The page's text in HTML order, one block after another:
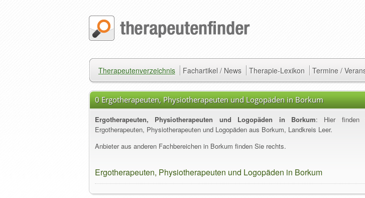
Therapeutenverzeichnis Fachartikel / News Therapie-Lexikon Termine /
0 Ergotherapeuten, Physiotherapeuten und Logopäden in Borkum
Ergotherapeuten, Physiotherapeuten und Logopäden in Borkum: Hier finden
Ergotherapeuten, Physiotherapeuten und Logopäden aus Borkum, Landkreis Leer.
Anbieter aus anderen Fachbereichen in Borkum finden Sie rechts.
Ergotherapeuten, Physiotherapeuten und Logopäden in Borkum